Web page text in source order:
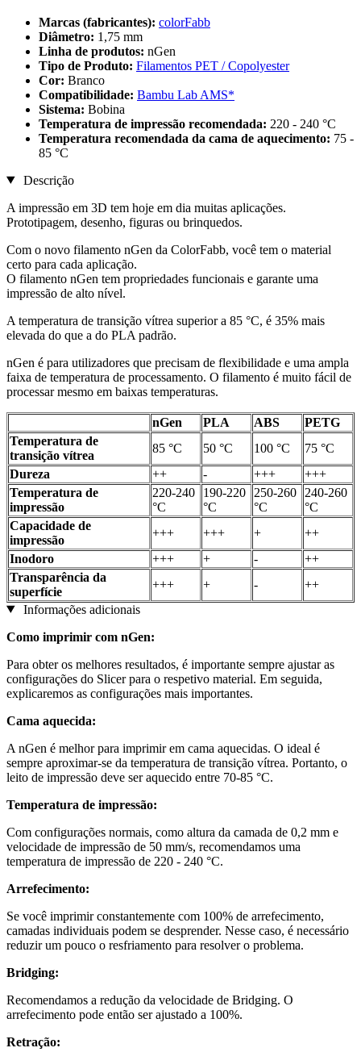
Marcas (fabricantes): colorFabb
Diâmetro: 1,75 mm
Linha de produtos: nGen
Tipo de Produto: Filamentos PET / Copolyester
Cor: Branco
Compatibilidade: Bambu Lab AMS*
Sistema: Bobina
Temperatura de impressão recomendada: 220 - 240 °C
Temperatura recomendada da cama de aquecimento: 75 -
85 °C
Descrição
A impressão em 3D tem hoje em dia muitas aplicações.
Prototipagem, desenho, figuras ou brinquedos.
Com o novo filamento nGen da ColorFabb, você tem o material
certo para cada aplicação.
O filamento nGen tem propriedades funcionais e garante uma
impressão de alto nível.
A temperatura de transição vítrea superior a 85 °C, é 35% mais
elevada do que a do PLA padrão.
nGen é para utilizadores que precisam de flexibilidade e uma ampla
faixa de temperatura de processamento. O filamento é muito fácil de
processar mesmo em baixas temperaturas.
nGen PLA ABS
PETG
Temperatura de
transição vítrea
85 °C 50 °C 100 °C
75 °C
Dureza
++ - +++
+++
Temperatura de
impressão
220-240
°C
190-220
°C
250-260
°C
240-260
°C
Capacidade de
impressão
+++ +++ +
++
Inodoro
+++ + -
++
Transparência da
superfície
+++ + -
++
Informações adicionais
Como imprimir com nGen:
Para obter os melhores resultados, é importante sempre ajustar as
configurações do Slicer para o respetivo material. Em seguida,
explicaremos as configurações mais importantes.
Cama aquecida:
A nGen é melhor para imprimir em cama aquecidas. O ideal é
sempre aproximar-se da temperatura de transição vítrea. Portanto, o
leito de impressão deve ser aquecido entre 70-85 °C.
Temperatura de impressão:
Com configurações normais, como altura da camada de 0,2 mm e
velocidade de impressão de 50 mm/s, recomendamos uma
temperatura de impressão de 220 - 240 °C.
Arrefecimento:
Se você imprimir constantemente com 100% de arrefecimento,
camadas individuais podem se desprender. Nesse caso, é necessário
reduzir um pouco o resfriamento para resolver o problema.
Bridging:
Recomendamos a redução da velocidade de Bridging. O
arrefecimento pode então ser ajustado a 100%.
Retração: